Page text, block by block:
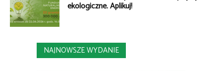
ekologiczne. Aplikuj!
NAJNOWSZE WYDANIE